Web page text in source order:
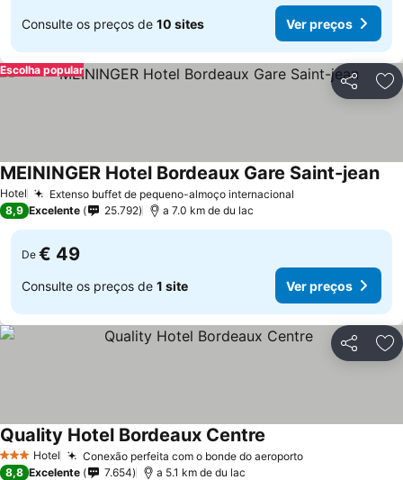
Consulte os preços de 10 sites Ver preços
Partilhar
Escolha popular
Hotel Extenso buffet de pequeno-almoço internacional
MEININGER Hotel Bordeaux Gare Saint-jean
8,9 Excelente 25.792 a 7.0 km de du lac
De € 49
Consulte os preços de 1 site Ver preços
Partilhar
3 EstrelasHotel Conexão perfeita com o bonde do aeroporto
Quality Hotel Bordeaux Centre
8,8 Excelente 7.654 a 5.1 km de du lac